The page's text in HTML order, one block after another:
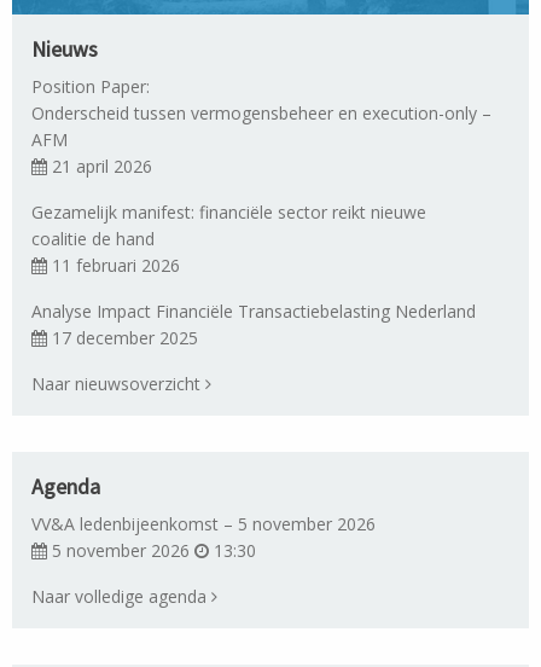
Nieuws
Position Paper:
Onderscheid tussen vermogensbeheer en execution-only –
AFM
21 april 2026
Gezamelijk manifest: financiële sector reikt nieuwe
coalitie de hand
11 februari 2026
Analyse Impact Financiële Transactiebelasting Nederland
17 december 2025
Naar nieuwsoverzicht
Agenda
VV&A ledenbijeenkomst – 5 november 2026
5 november 2026
13:30
Naar volledige agenda